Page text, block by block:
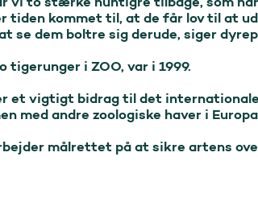
tiden kommet til, at de får lov til at
se dem boltre sig derude, siger
tigerunger i ZOO, var i 1999.
et vigtigt bidrag til det
med andre zoologiske haver i
målrettet på at sikre artens